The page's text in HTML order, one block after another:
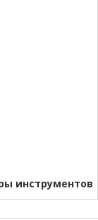
инструментов